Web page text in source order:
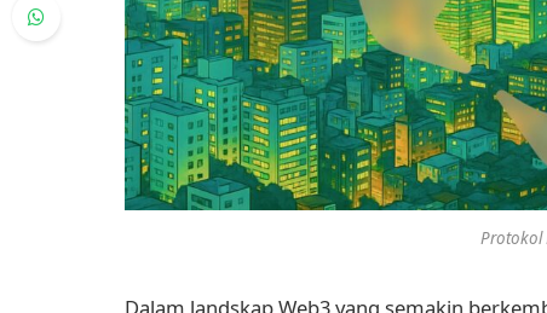
Protokol
Dalam landskap Web3 yang semakin